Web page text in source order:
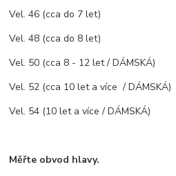
Vel. 46 (cca do 7 let)
Vel. 48 (cca do 8 let)
Vel. 50 (cca 8 - 12 let / DÁMSKÁ)
Vel. 52 (cca 10 let a více / DÁMSKÁ)
Vel. 54 (10 let a více / DÁMSKÁ)
Měřte obvod hlavy.